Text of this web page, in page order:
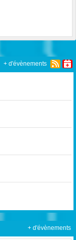
+ d'évènements
+ d'évènements